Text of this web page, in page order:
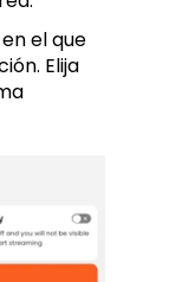
el que
Elija